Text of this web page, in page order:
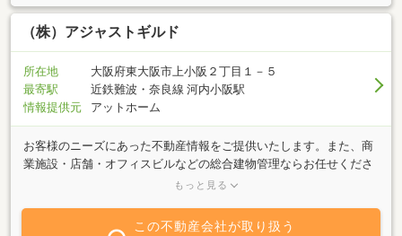
（株）アジャストギルド
所在地
大阪府東大阪市上小阪２丁目１－５
最寄駅
近鉄難波・奈良線 河内小阪駅
情報提供元
アットホーム
お客様のニーズにあった不動産情報をご提供いたします。また、商
業施設・店舗・オフィスビルなどの総合建物管理ならお任せくださ
い。社会に安心、安全で快適な環境を構築し幸せを拡げ、思いに寄
もっと見る
この不動産会社が取り扱う